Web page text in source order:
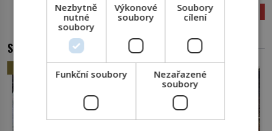
Nemova zahrada: Zahradničení v neoprenu
SOUVISEJÍCÍ ČLÁNKY
Nezbytně
nutné
soubory
Výkonové
soubory
Soubory
cílení
Funkční soubory
Nezařazené
soubory